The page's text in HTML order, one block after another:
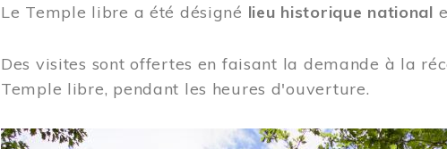
Le Temple libre a été désigné lieu historique national
Des visites sont offertes en faisant la demande à la
Temple libre, pendant les heures d'ouverture.
Image